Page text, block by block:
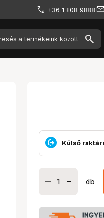
+36 1 808 9888
Külső
db